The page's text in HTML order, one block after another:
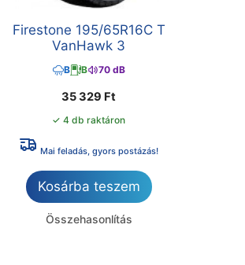
Firestone 195/65R16C T
VanHawk 3
B B 70 dB
35 329 Ft
✓ 4 db raktáron
Mai feladás, gyors postázás!
Kosárba teszem
Összehasonlítás